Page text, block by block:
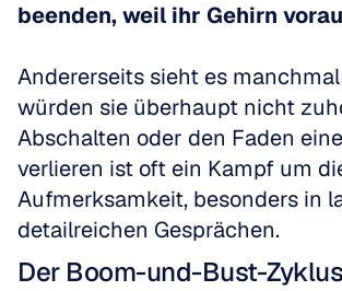
beenden, weil ihr Gehirn
Andererseits sieht es
würden sie überhaupt nicht
Abschalten oder den Faden
verlieren ist oft ein Kampf um
Aufmerksamkeit, besonders in
detailreichen Gesprächen.
Der Boom-und-Bust-